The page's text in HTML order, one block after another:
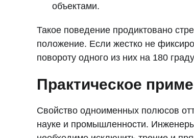
объектами.
Такое поведение продиктовано
положение. Если жестко не
повороту одного из них на 180
Практическое
Свойство одноименных полюсов
науке и промышленности.